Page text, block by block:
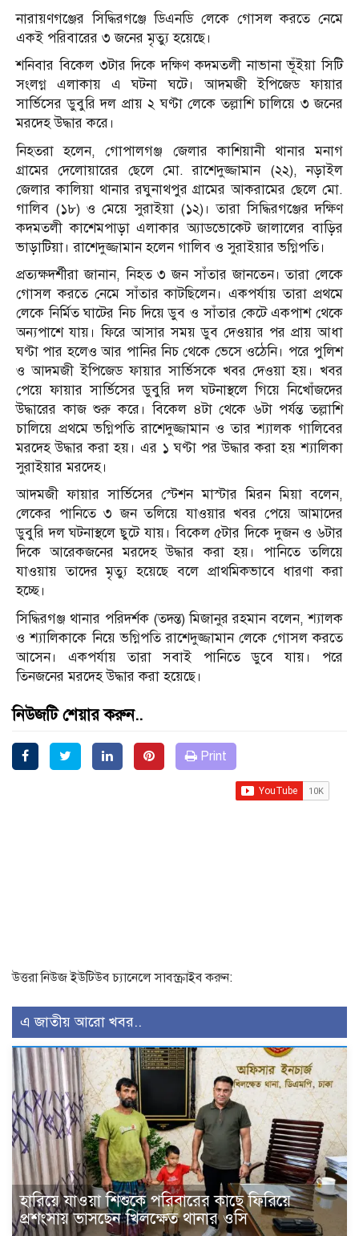
নারায়ণগঞ্জের সিদ্ধিরগঞ্জে ডিএনডি লেকে গোসল করতে নেমে
একই পরিবারের ৩ জনের মৃত্যু হয়েছে।
শনিবার বিকেল ৩টার দিকে দক্ষিণ কদমতলী নাভানা ভূঁইয়া সিটি
সংলগ্ন এলাকায় এ ঘটনা ঘটে। আদমজী ইপিজেড ফায়ার
সার্ভিসের ডুবুরি দল প্রায় ২ ঘণ্টা লেকে তল্লাশি চালিয়ে ৩ জনের
মরদেহ উদ্ধার করে।
নিহতরা হলেন, গোপালগঞ্জ জেলার কাশিয়ানী থানার মনাগ
গ্রামের দেলোয়ারের ছেলে মো. রাশেদুজ্জামান (২২), নড়াইল
জেলার কালিয়া থানার রঘুনাথপুর গ্রামের আকরামের ছেলে মো.
গালিব (১৮) ও মেয়ে সুরাইয়া (১২)। তারা সিদ্ধিরগঞ্জের দক্ষিণ
কদমতলী কাশেমপাড়া এলাকার অ্যাডভোকেট জালালের বাড়ির
ভাড়াটিয়া। রাশেদুজ্জামান হলেন গালিব ও সুরাইয়ার ভগ্নিপতি।
প্রত্যক্ষদর্শীরা জানান, নিহত ৩ জন সাঁতার জানতেন। তারা লেকে
গোসল করতে নেমে সাঁতার কাটছিলেন। একপর্যায় তারা প্রথমে
লেকে নির্মিত ঘাটের নিচ দিয়ে ডুব ও সাঁতার কেটে একপাশ থেকে
অন্যপাশে যায়। ফিরে আসার সময় ডুব দেওয়ার পর প্রায় আধা
ঘণ্টা পার হলেও আর পানির নিচ থেকে ভেসে ওঠেনি। পরে পুলিশ
ও আদমজী ইপিজেড ফায়ার সার্ভিসকে খবর দেওয়া হয়। খবর
পেয়ে ফায়ার সার্ভিসের ডুবুরি দল ঘটনাস্থলে গিয়ে নিখোঁজদের
উদ্ধারের কাজ শুরু করে। বিকেল ৪টা থেকে ৬টা পর্যন্ত তল্লাশি
চালিয়ে প্রথমে ভগ্নিপতি রাশেদুজ্জামান ও তার শ্যালক গালিবের
মরদেহ উদ্ধার করা হয়। এর ১ ঘণ্টা পর উদ্ধার করা হয় শ্যালিকা
সুরাইয়ার মরদেহ।
আদমজী ফায়ার সার্ভিসের স্টেশন মাস্টার মিরন মিয়া বলেন,
লেকের পানিতে ৩ জন তলিয়ে যাওয়ার খবর পেয়ে আমাদের
ডুবুরি দল ঘটনাস্থলে ছুটে যায়। বিকেল ৫টার দিকে দুজন ও ৬টার
দিকে আরেকজনের মরদেহ উদ্ধার করা হয়। পানিতে তলিয়ে
যাওয়ায় তাদের মৃত্যু হয়েছে বলে প্রাথমিকভাবে ধারণা করা
হচ্ছে।
সিদ্ধিরগঞ্জ থানার পরিদর্শক (তদন্ত) মিজানুর রহমান বলেন, শ্যালক
ও শ্যালিকাকে নিয়ে ভগ্নিপতি রাশেদুজ্জামান লেকে গোসল করতে
আসেন। একপর্যায় তারা সবাই পানিতে ডুবে যায়। পরে
তিনজনের মরদেহ উদ্ধার করা হয়েছে।
নিউজটি শেয়ার করুন..
Print
উত্তরা নিউজ ইউটিউব চ্যানেলে সাবস্ক্রাইব করুন:
এ জাতীয় আরো খবর..
হারিয়ে যাওয়া শিশুকে পরিবারের কাছে ফিরিয়ে
প্রশংসায় ভাসছেন খিলক্ষেত থানার ওসি